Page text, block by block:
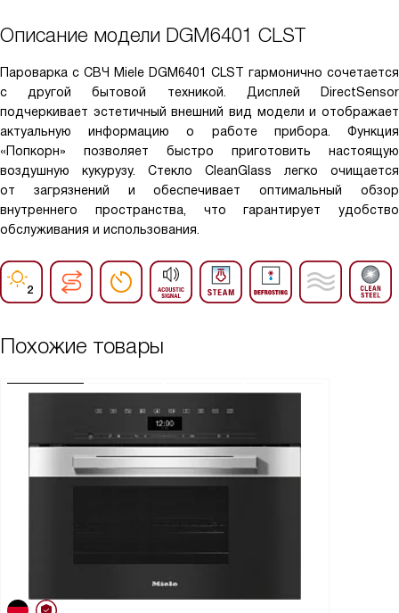
Описание модели DGM6401 CLST
Пароварка с СВЧ Miele DGM6401 CLST гармонично сочетается
с другой бытовой техникой. Дисплей DirectSensor
подчеркивает эстетичный внешний вид модели и отображает
актуальную информацию о работе прибора. Функция
«Попкорн» позволяет быстро приготовить настоящую
воздушную кукурузу. Стекло CleanGlass легко очищается
от загрязнений и обеспечивает оптимальный обзор
внутреннего пространства, что гарантирует удобство
обслуживания и использования.
Похожие товары